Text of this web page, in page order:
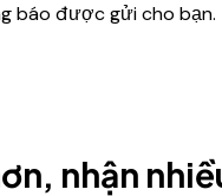
báo được gửi cho bạn.
nhận